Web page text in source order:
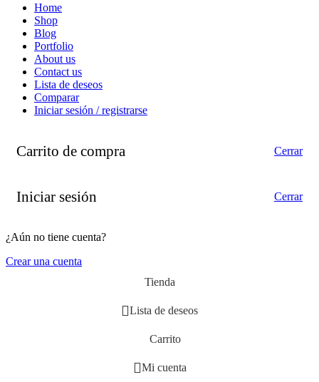
Home
Shop
Blog
Portfolio
About us
Contact us
Lista de deseos
Comparar
Iniciar sesión / registrarse
Carrito de compra Cerrar
Iniciar sesión Cerrar
¿Aún no tiene cuenta?
Crear una cuenta
Tienda
Lista de deseos
Carrito
Mi cuenta